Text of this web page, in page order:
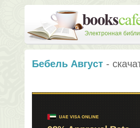
Электронная
Бебель Август -